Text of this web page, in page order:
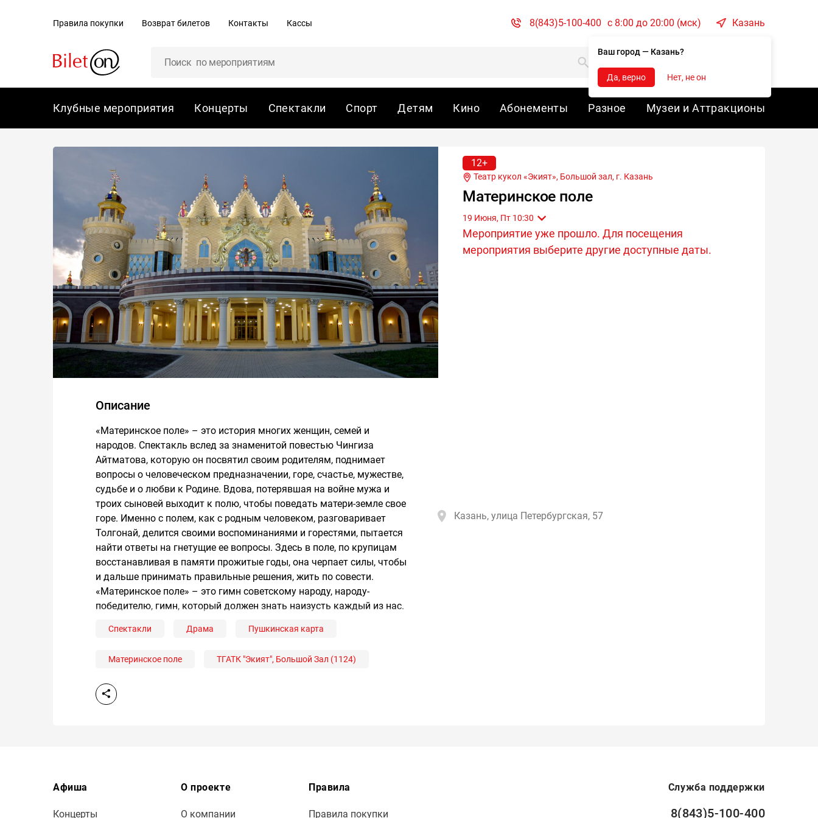
Правила покупки Возврат билетов Контакты Кассы 8(843)5-100-400 c 8:00 до 20:00 (мск) Казань
Ваш город — Казань?
Да, верно Нет, не он
Клубные мероприятия Концерты Спектакли Спорт Детям Кино Абонементы Разное Музеи и Аттракционы
12+
Театр кукол «Экият», Большой зал, г. Казань
Материнское поле
19 Июня, Пт 10:30
Мероприятие уже прошло. Для посещения
мероприятия выберите другие доступные даты.
Описание
«Материнское поле» – это история многих женщин, семей и
народов. Спектакль вслед за знаменитой повестью Чингиза
Айтматова, которую он посвятил своим родителям, поднимает
вопросы о человеческом предназначении, горе, счастье, мужестве,
судьбе и о любви к Родине. Вдова, потерявшая на войне мужа и
троих сыновей выходит к полю, чтобы поведать матери-земле свое
горе. Именно с полем, как с родным человеком, разговаривает
Толгонай, делится своими воспоминаниями и горестями, пытается
найти ответы на гнетущие ее вопросы. Здесь в поле, по крупицам
восстанавливая в памяти прожитые годы, она черпает силы, чтобы
и дальше принимать правильные решения, жить по совести.
«Материнское поле» – это гимн советскому народу, народу-
победителю, гимн, который должен знать наизусть каждый из нас.
Спектакли Драма Пушкинская карта
Материнское поле ТГАТК "Экият", Большой Зал (1124)
Казань, улица Петербургская, 57
Афиша
Концерты
О проекте
О компании
Правила
Правила покупки
Служба поддержки
8(843)5-100-400